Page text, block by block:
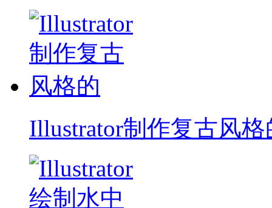
Illustrator制作复古风格